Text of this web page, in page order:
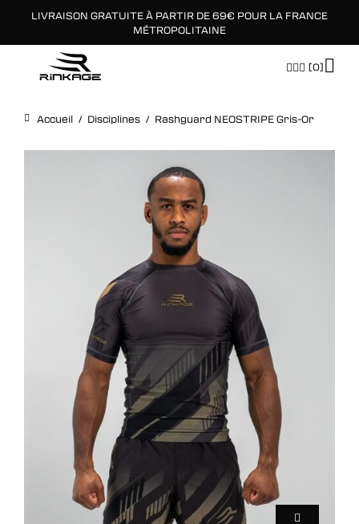
LIVRAISON GRATUITE À PARTIR DE 69€ POUR LA FRANCE
MÉTROPOLITAINE
[0]
Accueil / Disciplines / Rashguard NEOSTRIPE Gris-Or